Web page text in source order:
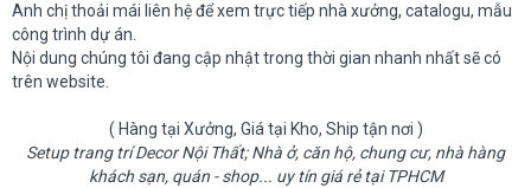
Anh chị thoải mái liên hệ để xem trực tiếp nhà xưởng, catalogu, mẫu
công trình dự án.
Nội dung chúng tôi đang cập nhật trong thời gian nhanh nhất sẽ có
trên website.
( Hàng tại Xưởng, Giá tại Kho, Ship tận nơi )
Setup trang trí Decor Nội Thất; Nhà ở, căn hộ, chung cư, nhà hàng
khách sạn, quán - shop... uy tín giá rẻ tại TPHCM